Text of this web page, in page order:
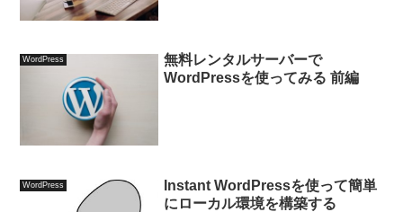
WordPress
無料レンタルサーバーで
WordPressを使ってみる 前編
WordPress
Instant WordPressを使って簡単
にローカル環境を構築する